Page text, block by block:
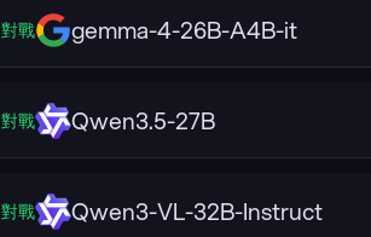
對戰 gemma-4-26B-A4B-it
對戰 Qwen3.5-27B
對戰 Qwen3-VL-32B-Instruct